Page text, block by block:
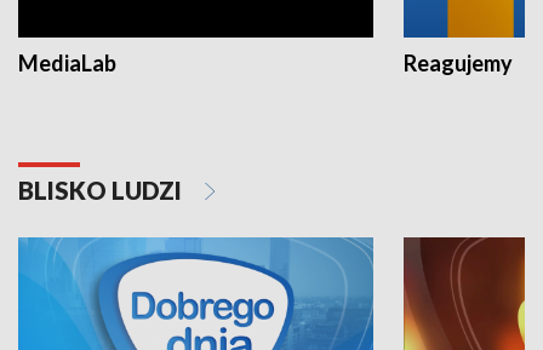
MediaLab Reagujemy
BLISKO LUDZI